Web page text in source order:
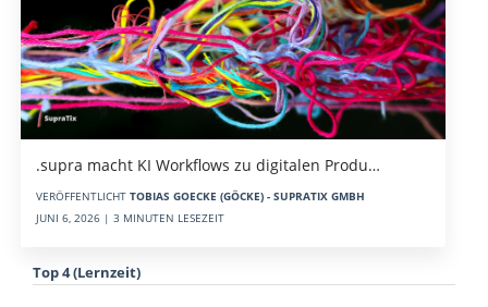
.supra macht KI Workflows zu digitalen Produ…
VERÖFFENTLICHT TOBIAS GOECKE (GÖCKE) - SUPRATIX GMBH
JUNI 6, 2026 | 3 MINUTEN LESEZEIT
Top 4 (Lernzeit)